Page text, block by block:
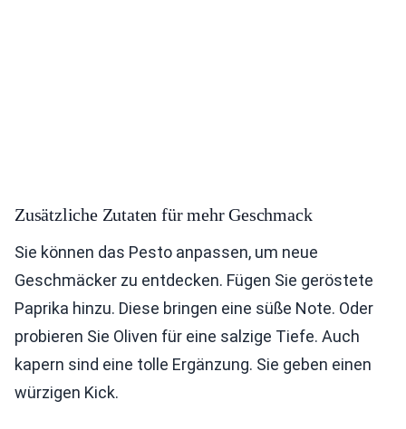
Zusätzliche Zutaten für mehr Geschmack
Sie können das Pesto anpassen, um neue
Geschmäcker zu entdecken. Fügen Sie geröstete
Paprika hinzu. Diese bringen eine süße Note. Oder
probieren Sie Oliven für eine salzige Tiefe. Auch
kapern sind eine tolle Ergänzung. Sie geben einen
würzigen Kick.